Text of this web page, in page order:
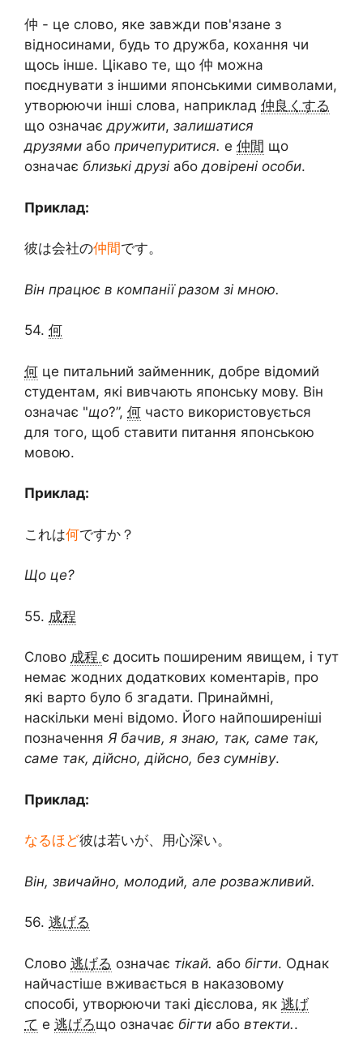
仲 - це слово, яке завжди пов'язане з
відносинами, будь то дружба, кохання чи
щось інше. Цікаво те, що 仲 можна
поєднувати з іншими японськими символами,
утворюючи інші слова, наприклад 仲良くする
що означаєдружити, залишатися
друзями або причепуритися. e 仲間 що
означає близькі друзі абодовірені особи.
Приклад:
彼は会社の仲間です。
Він працює в компанії разом зі мною.
54. 何
何 це питальний займенник, добре відомий
студентам, які вивчають японську мову. Він
означає "що?”, 何 часто використовується
для того, щоб ставити питання японською
мовою.
Приклад:
これは何ですか？
Що це?
55. 成程
Слово 成程 є досить поширеним явищем, і тут
немає жодних додаткових коментарів, про
які варто було б згадати. Принаймні,
наскільки мені відомо. Його найпоширеніші
позначення Я бачив, я знаю, так, саме так,
саме так, дійсно, дійсно, без сумніву.
Приклад:
なるほど彼は若いが、用心深い。
Він, звичайно, молодий, але розважливий.
56. 逃げる
Слово 逃げる означає тікай. або бігти. Однак
найчастіше вживається в наказовому
способі, утворюючи такі дієслова, як 逃げ
て e 逃げろщо означає бігти або втекти..